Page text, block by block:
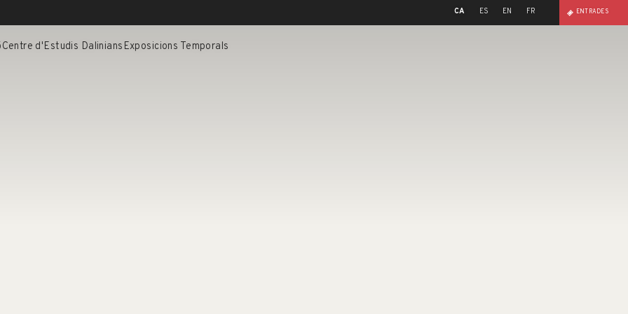
CA ES EN FR ENTRADES
Centre d'Estudis Dalinians Exposicions Temporals